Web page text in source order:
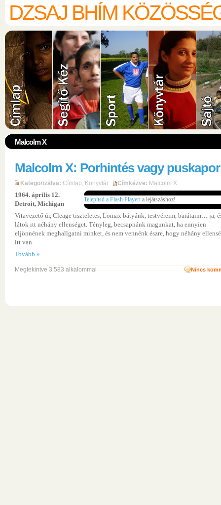
DZSAJ BHÍM
Malcolm X
Malcolm X: Porhintés vagy puskapor
Kategorizálva: Címlap, Könyvtár Címkézve: Malcolm X
Telepítsd a Flash Playert a lejátszáshoz!
1964. április 12.
Detroit, Michigan
Vitavezető úr, Cleage tiszteletes, Lomax bátyánk, testvéreim, barátaim… ja,
látok itt néhány ellenséget. Tényleg, becsapnánk magunkat, ha ennyien
eljönnének meghallgatni minket, és nem vennénk észre, hogy néhány
itt van.
Tovább »
Nincs
Megtekintve 3.583 alkalommal